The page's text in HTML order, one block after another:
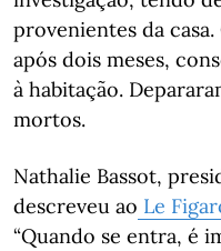
provenientes da
após dois meses,
à habitação.
mortos.
Nathalie Bassot,
descreveu ao Le
“Quando se entra, é